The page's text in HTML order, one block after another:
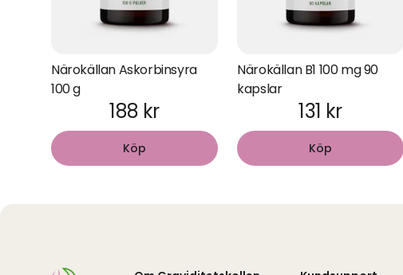
Närokällan Askorbinsyra
100 g
188 kr
Köp
Närokällan B1 100 mg 90
kapslar
131 kr
Köp